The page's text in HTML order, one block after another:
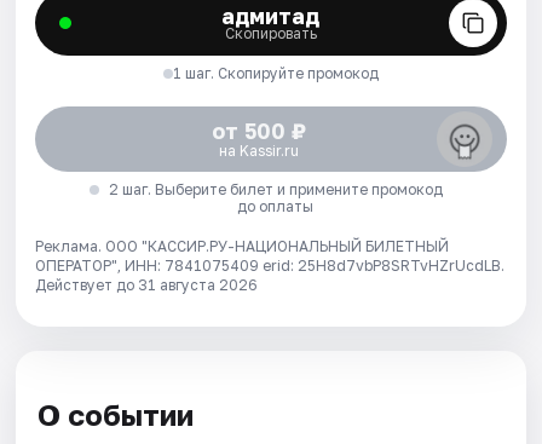
адмитад
Скопировать
1 шаг. Скопируйте промокод
от 500 ₽
на Kassir.ru
2 шаг. Выберите билет и примените промокод
до оплаты
Реклама. ООО "КАССИР.РУ-НАЦИОНАЛЬНЫЙ БИЛЕТНЫЙ
ОПЕРАТОР", ИНН: 7841075409 erid: 25H8d7vbP8SRTvHZrUcdLB.
Действует до 31 августа 2026
О событии